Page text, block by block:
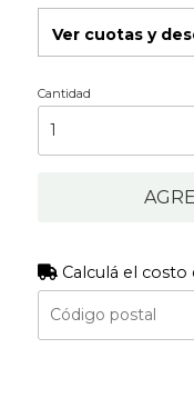
Ver cuotas y
Cantidad
Calculá el costo